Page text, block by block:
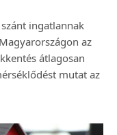
ingatlannak
az
átlagosan
mutat az